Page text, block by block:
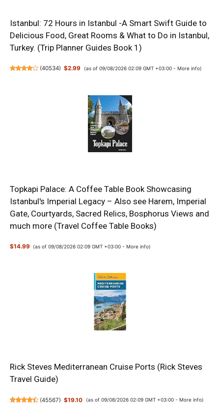
Istanbul: 72 Hours in Istanbul -A Smart Swift Guide to
Delicious Food, Great Rooms & What to Do in Istanbul,
Turkey. (Trip Planner Guides Book 1)
(40534) $2.99 (as of 09/08/2026 02:09 GMT +03:00 - More info)
Topkapi Palace: A Coffee Table Book Showcasing
Istanbul's Imperial Legacy – Also see Harem, Imperial
Gate, Courtyards, Sacred Relics, Bosphorus Views and
much more (Travel Coffee Table Books)
$14.99 (as of 09/08/2026 02:09 GMT +03:00 -More info)
Rick Steves Mediterranean Cruise Ports (Rick Steves
Travel Guide)
(45567) $19.10 (as of 09/08/2026 02:09 GMT +03:00 - More info)